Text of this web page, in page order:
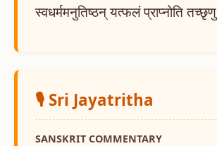
स्वधर्ममनुतिष्ठन् यत्फलं प्राप्नोति तच्छृणु
🎙️ Sri Jayatritha
SANSKRIT COMMENTARY